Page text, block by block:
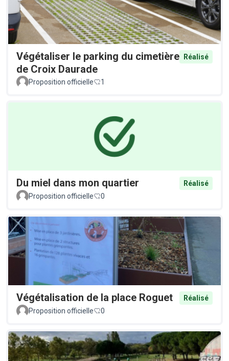
Végétaliser le parking du cimetière
de Croix Daurade
Réalisé
Proposition officielle 1
Du miel dans mon quartier
Réalisé
Proposition officielle
0
Végétalisation de la place Roguet
Réalisé
Proposition officielle
0